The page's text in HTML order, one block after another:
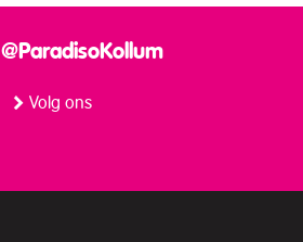
@ParadisoKollum
Volg ons